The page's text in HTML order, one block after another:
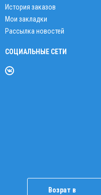
История заказов
Мои закладки
Рассылка новостей
СОЦИАЛЬНЫЕ СЕТИ
Возрат в